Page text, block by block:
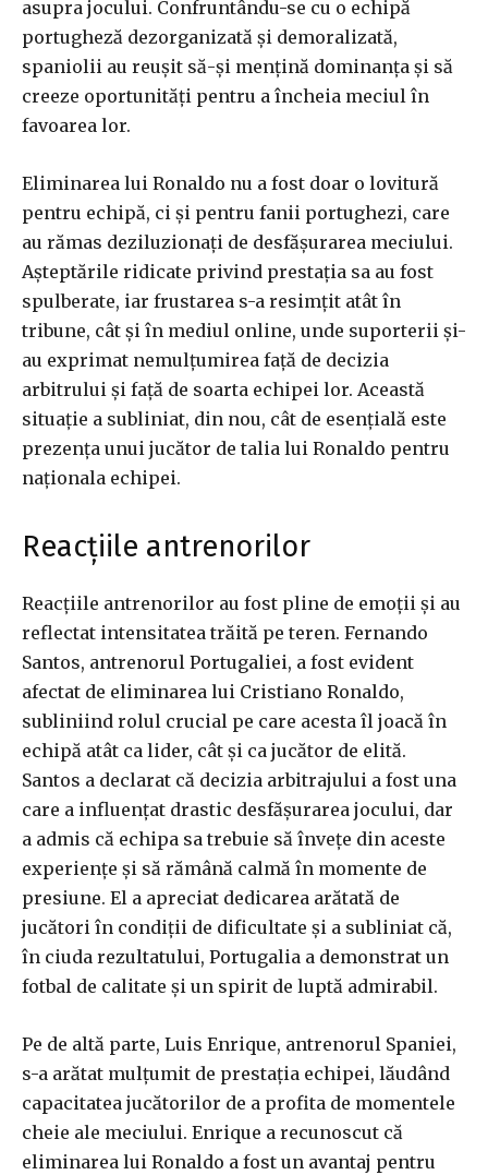
asupra jocului. Confruntându-se cu o echipă
portugheză dezorganizată și demoralizată,
spaniolii au reușit să-și mențină dominanța și să
creeze oportunități pentru a încheia meciul în
favoarea lor.
Eliminarea lui Ronaldo nu a fost doar o lovitură
pentru echipă, ci și pentru fanii portughezi, care
au rămas deziluzionați de desfășurarea meciului.
Așteptările ridicate privind prestația sa au fost
spulberate, iar frustarea s-a resimțit atât în
tribune, cât și în mediul online, unde suporterii și-
au exprimat nemulțumirea față de decizia
arbitrului și față de soarta echipei lor. Această
situație a subliniat, din nou, cât de esențială este
prezența unui jucător de talia lui Ronaldo pentru
naționala echipei.
Reacțiile antrenorilor
Reacțiile antrenorilor au fost pline de emoții și au
reflectat intensitatea trăită pe teren. Fernando
Santos, antrenorul Portugaliei, a fost evident
afectat de eliminarea lui Cristiano Ronaldo,
subliniind rolul crucial pe care acesta îl joacă în
echipă atât ca lider, cât și ca jucător de elită.
Santos a declarat că decizia arbitrajului a fost una
care a influențat drastic desfășurarea jocului, dar
a admis că echipa sa trebuie să învețe din aceste
experiențe și să rămână calmă în momente de
presiune. El a apreciat dedicarea arătată de
jucători în condiții de dificultate și a subliniat că,
în ciuda rezultatului, Portugalia a demonstrat un
fotbal de calitate și un spirit de luptă admirabil.
Pe de altă parte, Luis Enrique, antrenorul Spaniei,
s-a arătat mulțumit de prestația echipei, lăudând
capacitatea jucătorilor de a profita de momentele
cheie ale meciului. Enrique a recunoscut că
eliminarea lui Ronaldo a fost un avantaj pentru